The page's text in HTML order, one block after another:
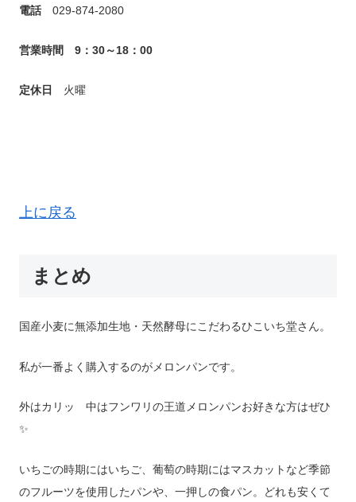
電話029-874-2080
営業時間 9：30～18：00
定休日 火曜
上に戻る
まとめ
国産小麦に無添加生地・天然酵母にこだわるひこいち堂さん。
私が一番よく購入するのがメロンパンです。
外はカリッ 中はフンワリの王道メロンパンお好きな方はぜひ
✨
いちごの時期にはいちご、葡萄の時期にはマスカットなど季節
のフルーツを使用したパンや、一押しの食パン。どれも安くて